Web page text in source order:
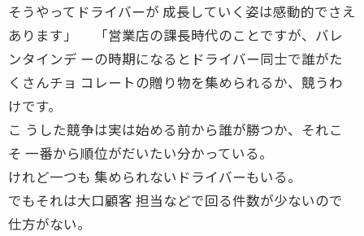
そうやってドライバーが 成長していく姿は感動的でさえ
あります」 「営業店の課長時代のことですが、バレ
ンタインデ ーの時期になるとドライバー同士で誰がた
くさんチョ コレートの贈り物を集められるか、競うわ
けです。
こ うした競争は実は始める前から誰が勝つか、それこ
そ 一番から順位がだいたい分かっている。
けれど一つも 集められないドライバーもいる。
でもそれは大口顧客 担当などで回る件数が少ないので
仕方がない。